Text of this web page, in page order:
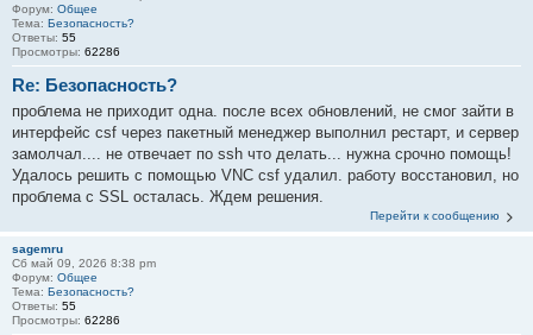
Форум: Общее
Тема: Безопасность?
Ответы: 55
Просмотры: 62286
Re: Безопасность?
проблема не приходит одна. после всех обновлений, не смог зайти в
интерфейс csf через пакетный менеджер выполнил рестарт, и сервер
замолчал.... не отвечает по ssh что делать... нужна срочно помощь!
Удалось решить с помощью VNC csf удалил. работу восстановил, но
проблема с SSL осталась. Ждем решения.
Перейти к сообщению
sagemru
Сб май 09, 2026 8:38 pm
Форум: Общее
Тема: Безопасность?
Ответы: 55
Просмотры: 62286